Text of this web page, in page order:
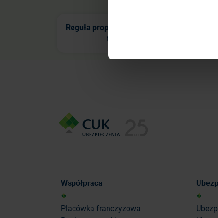
Reguła proporcjonalności – co
to jest?
Współpraca
Placówka franczyzowa